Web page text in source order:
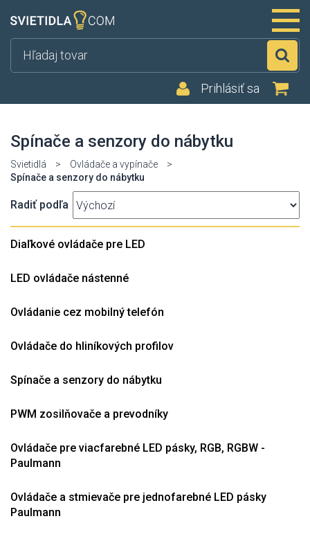
Prihlásiť sa
Spínače a senzory do nábytku
Svietidlá > Ovládače a vypínače
>
Spínače a senzory do nábytku
Radiť podľa
Diaľkové ovládače pre LED
LED ovládače nástenné
Ovládanie cez mobilný telefón
Ovládače do hliníkových profilov
Spínače a senzory do nábytku
PWM zosilňovače a prevodníky
Ovládače pre viacfarebné LED pásky, RGB, RGBW -
Paulmann
Ovládače a stmievače pre jednofarebné LED pásky
Paulmann